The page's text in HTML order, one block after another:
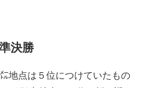
決勝
地点は５位につけていたもの